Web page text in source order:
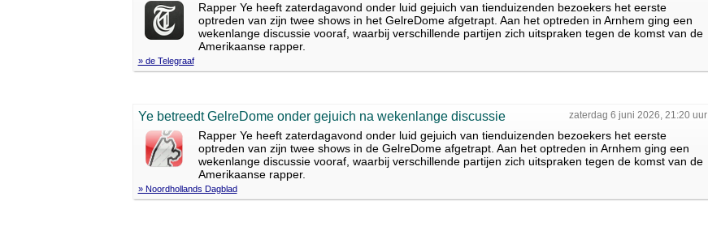
Rapper Ye heeft zaterdagavond onder luid gejuich van tienduizenden bezoekers het eerste
optreden van zijn twee shows in het GelreDome afgetrapt. Aan het optreden in Arnhem ging een
wekenlange discussie vooraf, waarbij verschillende partijen zich uitspraken tegen de komst van de
Amerikaanse rapper.
» de Telegraaf
zaterdag 6 juni 2026, 21:20 uur
Ye betreedt GelreDome onder gejuich na wekenlange discussie
Rapper Ye heeft zaterdagavond onder luid gejuich van tienduizenden bezoekers het eerste
optreden van zijn twee shows in de GelreDome afgetrapt. Aan het optreden in Arnhem ging een
wekenlange discussie vooraf, waarbij verschillende partijen zich uitspraken tegen de komst van de
Amerikaanse rapper.
» Noordhollands Dagblad